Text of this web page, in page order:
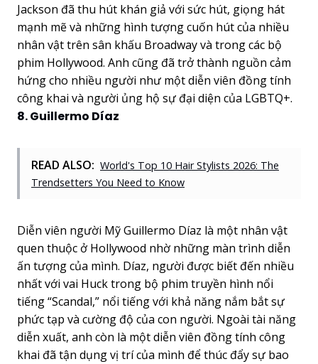
Jackson đã thu hút khán giả với sức hút, giọng hát
mạnh mẽ và những hình tượng cuốn hút của nhiều
nhân vật trên sân khấu Broadway và trong các bộ
phim Hollywood. Anh cũng đã trở thành nguồn cảm
hứng cho nhiều người như một diễn viên đồng tính
công khai và người ủng hộ sự đại diện của LGBTQ+.
8. Guillermo Díaz
READ ALSO: World's Top 10 Hair Stylists 2026: The
Trendsetters You Need to Know
Diễn viên người Mỹ Guillermo Díaz là một nhân vật
quen thuộc ở Hollywood nhờ những màn trình diễn
ấn tượng của mình. Díaz, người được biết đến nhiều
nhất với vai Huck trong bộ phim truyền hình nổi
tiếng “Scandal,” nổi tiếng với khả năng nắm bắt sự
phức tạp và cường độ của con người. Ngoài tài năng
diễn xuất, anh còn là một diễn viên đồng tính công
khai đã tận dụng vị trí của mình để thúc đẩy sự bao